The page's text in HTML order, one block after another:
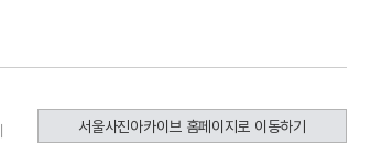
서울사진아카이브 홈페이지로 이동하기